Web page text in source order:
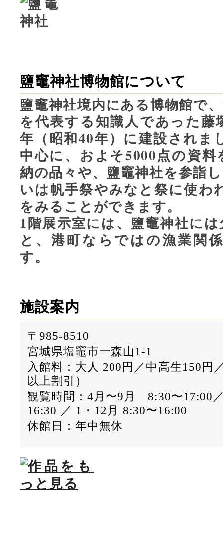
鹽竈神社博物館について
鹽竈神社境内にある博物館で
を代表する知識人であった藤
年（昭和40年）に建設されま
中心に、およそ5000点の資
納の品々や、鹽竈神社を参詣
いは帆手祭やみなと祭に使わ
をみることができます。
1階展示室には、鹽竈神社に
と、港町ならではの漁業関
す。
施設案内
〒985-8510
宮城県塩竈市一森山1-1
入館料：大人 200円／中高生150円
以上割引）
観覧時間：4月〜9月 8:30〜17:00
16:30 ／ 1・12月 8:30〜16:00
休館日：年中無休